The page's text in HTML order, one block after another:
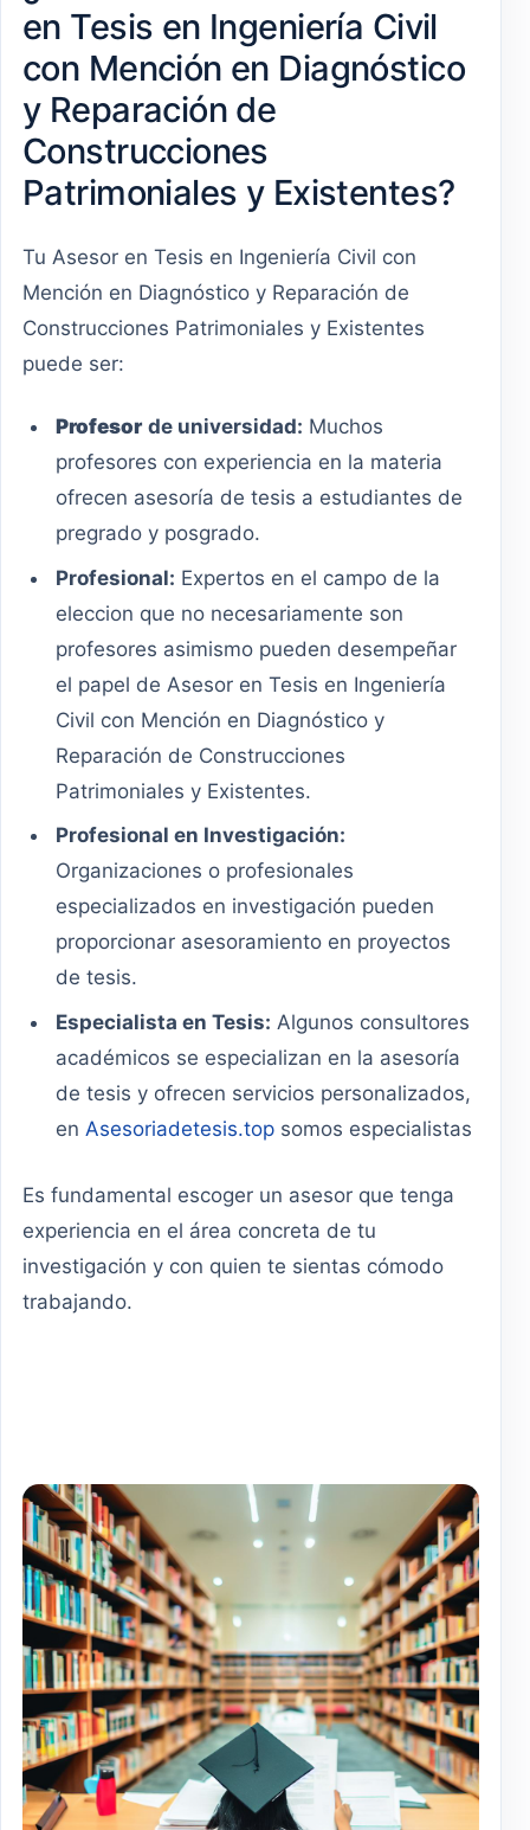
en Tesis en Ingeniería Civil
con Mención en Diagnóstico
y Reparación de
Construcciones
Patrimoniales y Existentes?
Tu Asesor en Tesis en Ingeniería Civil con
Mención en Diagnóstico y Reparación de
Construcciones Patrimoniales y Existentes
puede ser:
Profesor de universidad: Muchos
profesores con experiencia en la materia
ofrecen asesoría de tesis a estudiantes de
pregrado y posgrado.
Profesional: Expertos en el campo de la
eleccion que no necesariamente son
profesores asimismo pueden desempeñar
el papel de Asesor en Tesis en Ingeniería
Civil con Mención en Diagnóstico y
Reparación de Construcciones
Patrimoniales y Existentes.
Profesional en Investigación:
Organizaciones o profesionales
especializados en investigación pueden
proporcionar asesoramiento en proyectos
de tesis.
Especialista en Tesis: Algunos consultores
académicos se especializan en la asesoría
de tesis y ofrecen servicios personalizados,
enAsesoriadetesis.top somos especialistas
Es fundamental escoger un asesor que tenga
experiencia en el área concreta de tu
investigación y con quien te sientas cómodo
trabajando.